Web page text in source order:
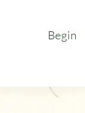
Begin